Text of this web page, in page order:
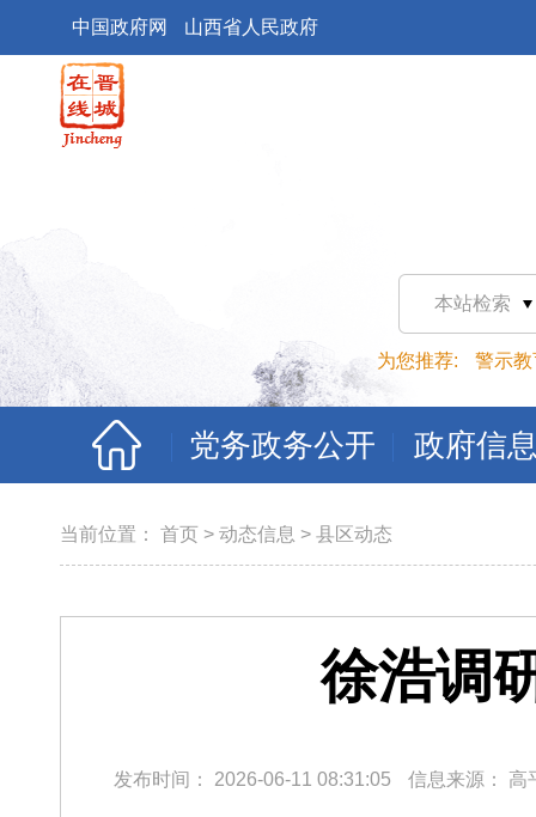
中国政府网 山西省人民政府
本站检索
为您推荐: 警示教
党务政务公开 政府信
当前位置： 首页 > 动态信息 > 县区动态
徐浩调
发布时间： 2026-06-11 08:31:05 信息来源： 高